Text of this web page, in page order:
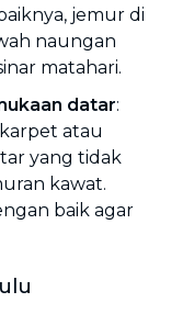
jemur di
naungan
matahari.
datar:
atau
yang tidak
kawat.
baik agar